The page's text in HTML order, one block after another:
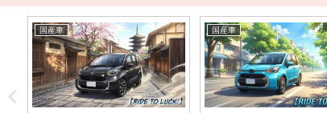
国産車 国産車